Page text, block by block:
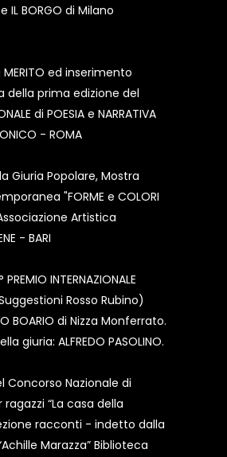
IL BORGO di Milano
MERITO ed inserimento
della prima edizione del
di POESIA e NARRATIVA
- ROMA
Giuria Popolare, Mostra
"FORME e COLORI
Artistica
- BARI
INTERNAZIONALE
Rosso Rubino)
BOARIO di Nizza Monferrato.
giuria: ALFREDO PASOLINO.
Concorso Nazionale di
“La casa della
racconti - indetto dalla
Marazza” Biblioteca